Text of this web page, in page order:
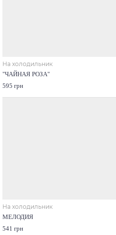
На холодильник
"ЧАЙНАЯ РОЗА"
595 грн
На холодильник
МЕЛОДИЯ
541 грн